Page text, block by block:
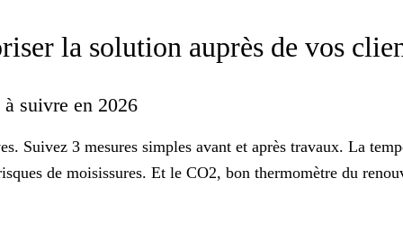
la solution auprès de vos
suivre en 2026
Suivez 3 mesures simples avant et après travaux. La
de moisissures. Et le CO2, bon thermomètre du